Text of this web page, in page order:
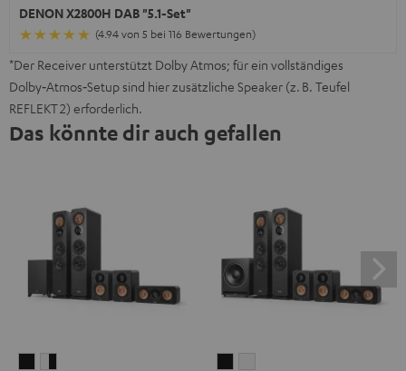
DENON X2800H DAB "5.1-Set"
(4.94 von 5 bei 116 Bewertungen)
*Der Receiver unterstützt Dolby Atmos; für ein vollständiges
Dolby‑Atmos‑Setup sind hier zusätzliche Speaker (z. B. Teufel
REFLEKT 2) erforderlich.
Das könnte dir auch gefallen